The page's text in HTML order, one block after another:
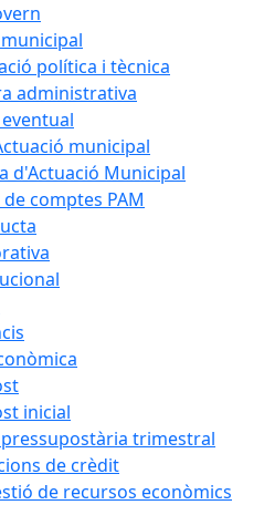
política i tècnica
administrativa
municipal
d'Actuació Municipal
comptes PAM
inicial
pressupostària trimestral
de crèdit
de recursos econòmics